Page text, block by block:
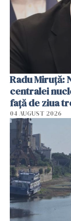
Radu Miruţă:
centralei
faţă de ziua
04 AUGUST 2026